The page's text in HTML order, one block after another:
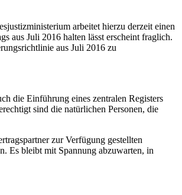
arbeitet hierzu derzeit einen
aus Juli 2016 halten lässt erscheint fraglich.
aus Juli 2016 zu
die Einführung eines zentralen Registers
sind die natürlichen Personen, die
zur Verfügung gestellten
Es bleibt mit Spannung abzuwarten, in